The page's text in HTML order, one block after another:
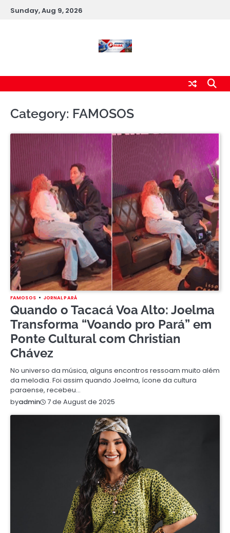
SkipSunday, Aug 9, 2026
Category: FAMOSOS
FAMOSOS JORNAL PARÁ
Quando o Tacacá Voa Alto: Joelma
Transforma “Voando pro Pará” em
Ponte Cultural com Christian
Chávez
No universo da música, alguns encontros ressoam muito além
da melodia. Foi assim quando Joelma, ícone da cultura
paraense, recebeu…
byadmin 7 de August de 2025